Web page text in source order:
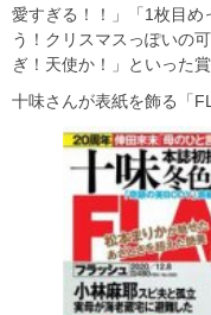
愛すぎる！！」「1枚目め
う！クリスマスっぽいの
ぎ！天使か！」といった
十味さんが表紙を飾る「